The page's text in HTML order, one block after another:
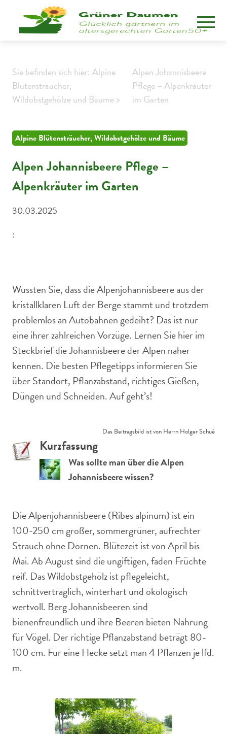
Sie befinden sich hier: Alpine
Blütensträucher,
Wildobstgehölze und Bäume >
Alpen Johannisbeere
Pflege – Alpenkräuter
im Garten
Alpine Blütensträucher, Wildobstgehölze und Bäume
Alpen Johannisbeere Pflege –
Alpenkräuter im Garten
30.03.2025
:
Wussten Sie, dass die Alpenjohannisbeere aus der
kristallklaren Luft der Berge stammt und trotzdem
problemlos an Autobahnen gedeiht? Das ist nur
eine ihrer zahlreichen Vorzüge. Lernen Sie hier im
Steckbrief die Johannisbeere der Alpen näher
kennen. Die besten Pflegetipps informieren Sie
über Standort, Pflanzabstand, richtiges Gießen,
Düngen und Schneiden. Auf geht’s!
Das Beitragsbild ist von Herrn Holger Schué
Kurzfassung
Was sollte man über die Alpen
Johannisbeere wissen?
Die Alpenjohannisbeere (Ribes alpinum) ist ein
100-250 cm großer, sommergrüner, aufrechter
Strauch ohne Dornen. Blütezeit ist von April bis
Mai. Ab August sind die ungiftigen, faden Früchte
reif. Das Wildobstgehölz ist pflegeleicht,
schnittverträglich, winterhart und ökologisch
wertvoll. Berg Johannisbeeren sind
bienenfreundlich und ihre Beeren bieten Nahrung
für Vögel. Der richtige Pflanzabstand beträgt 80-
100 cm. Für eine Hecke setzt man 4 Pflanzen je lfd.
m.